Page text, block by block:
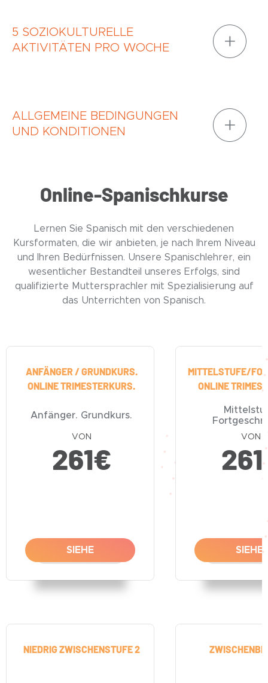
5 SOZIOKULTURELLE
AKTIVITÄTEN PRO WOCHE
ALLGEMEINE BEDINGUNGEN
UND KONDITIONEN
Online-Spanischkurse
Lernen Sie Spanisch mit den verschiedenen
Kursformaten, die wir anbieten, je nach Ihrem Niveau
und Ihren Bedürfnissen. Unsere Spanischlehrer, ein
wesentlicher Bestandteil unseres Erfolgs, sind
qualifizierte Muttersprachler mit Spezialisierung auf
das Unterrichten von Spanisch.
ANFÄNGER / GRUNDKURS.
ONLINE TRIMESTERKURS.
Anfänger. Grundkurs.
VON
261€
SIEHE
MITTELSTUFE/
ONLINE
VON
261
SIEHE
NIEDRIG ZWISCHENSTUFE 2